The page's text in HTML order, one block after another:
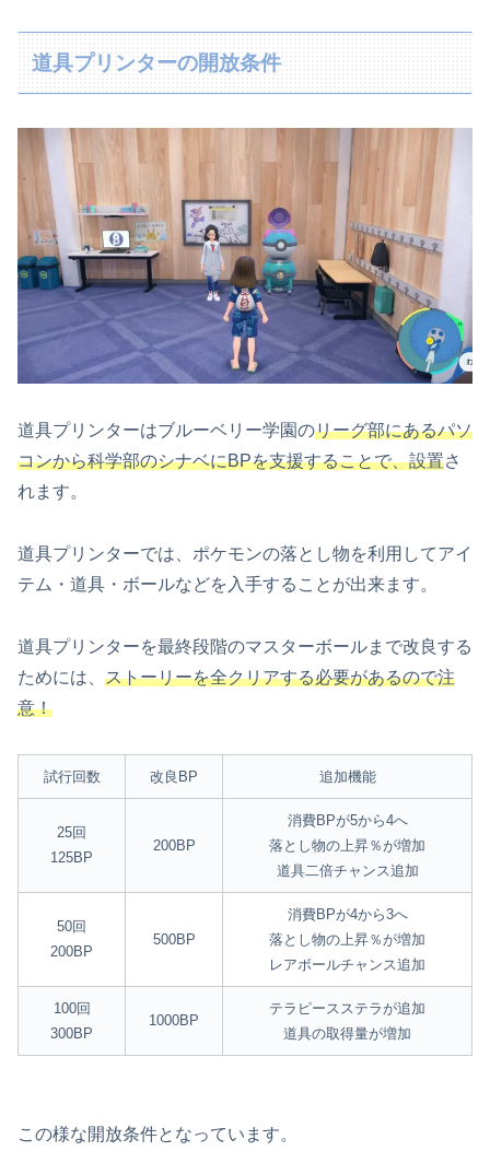
道具プリンターの開放条件
道具プリンターはブルーベリー学園のリーグ部にあるパソ
コンから科学部のシナベにBPを支援することで、設置さ
れます。
道具プリンターでは、ポケモンの落とし物を利用してアイ
テム・道具・ボールなどを入手することが出来ます。
道具プリンターを最終段階のマスターボールまで改良する
ためには、 ストーリーを全クリアする必要があるので注
意！
試行回数 改良BP 追加機能
25回
125BP
200BP
消費BPが5から4へ
落とし物の上昇％が増加
道具二倍チャンス追加
50回
200BP
500BP
消費BPが4から3へ
落とし物の上昇％が増加
レアボールチャンス追加
100回
300BP
1000BP
テラピースステラが追加
道具の取得量が増加
この様な開放条件となっています。